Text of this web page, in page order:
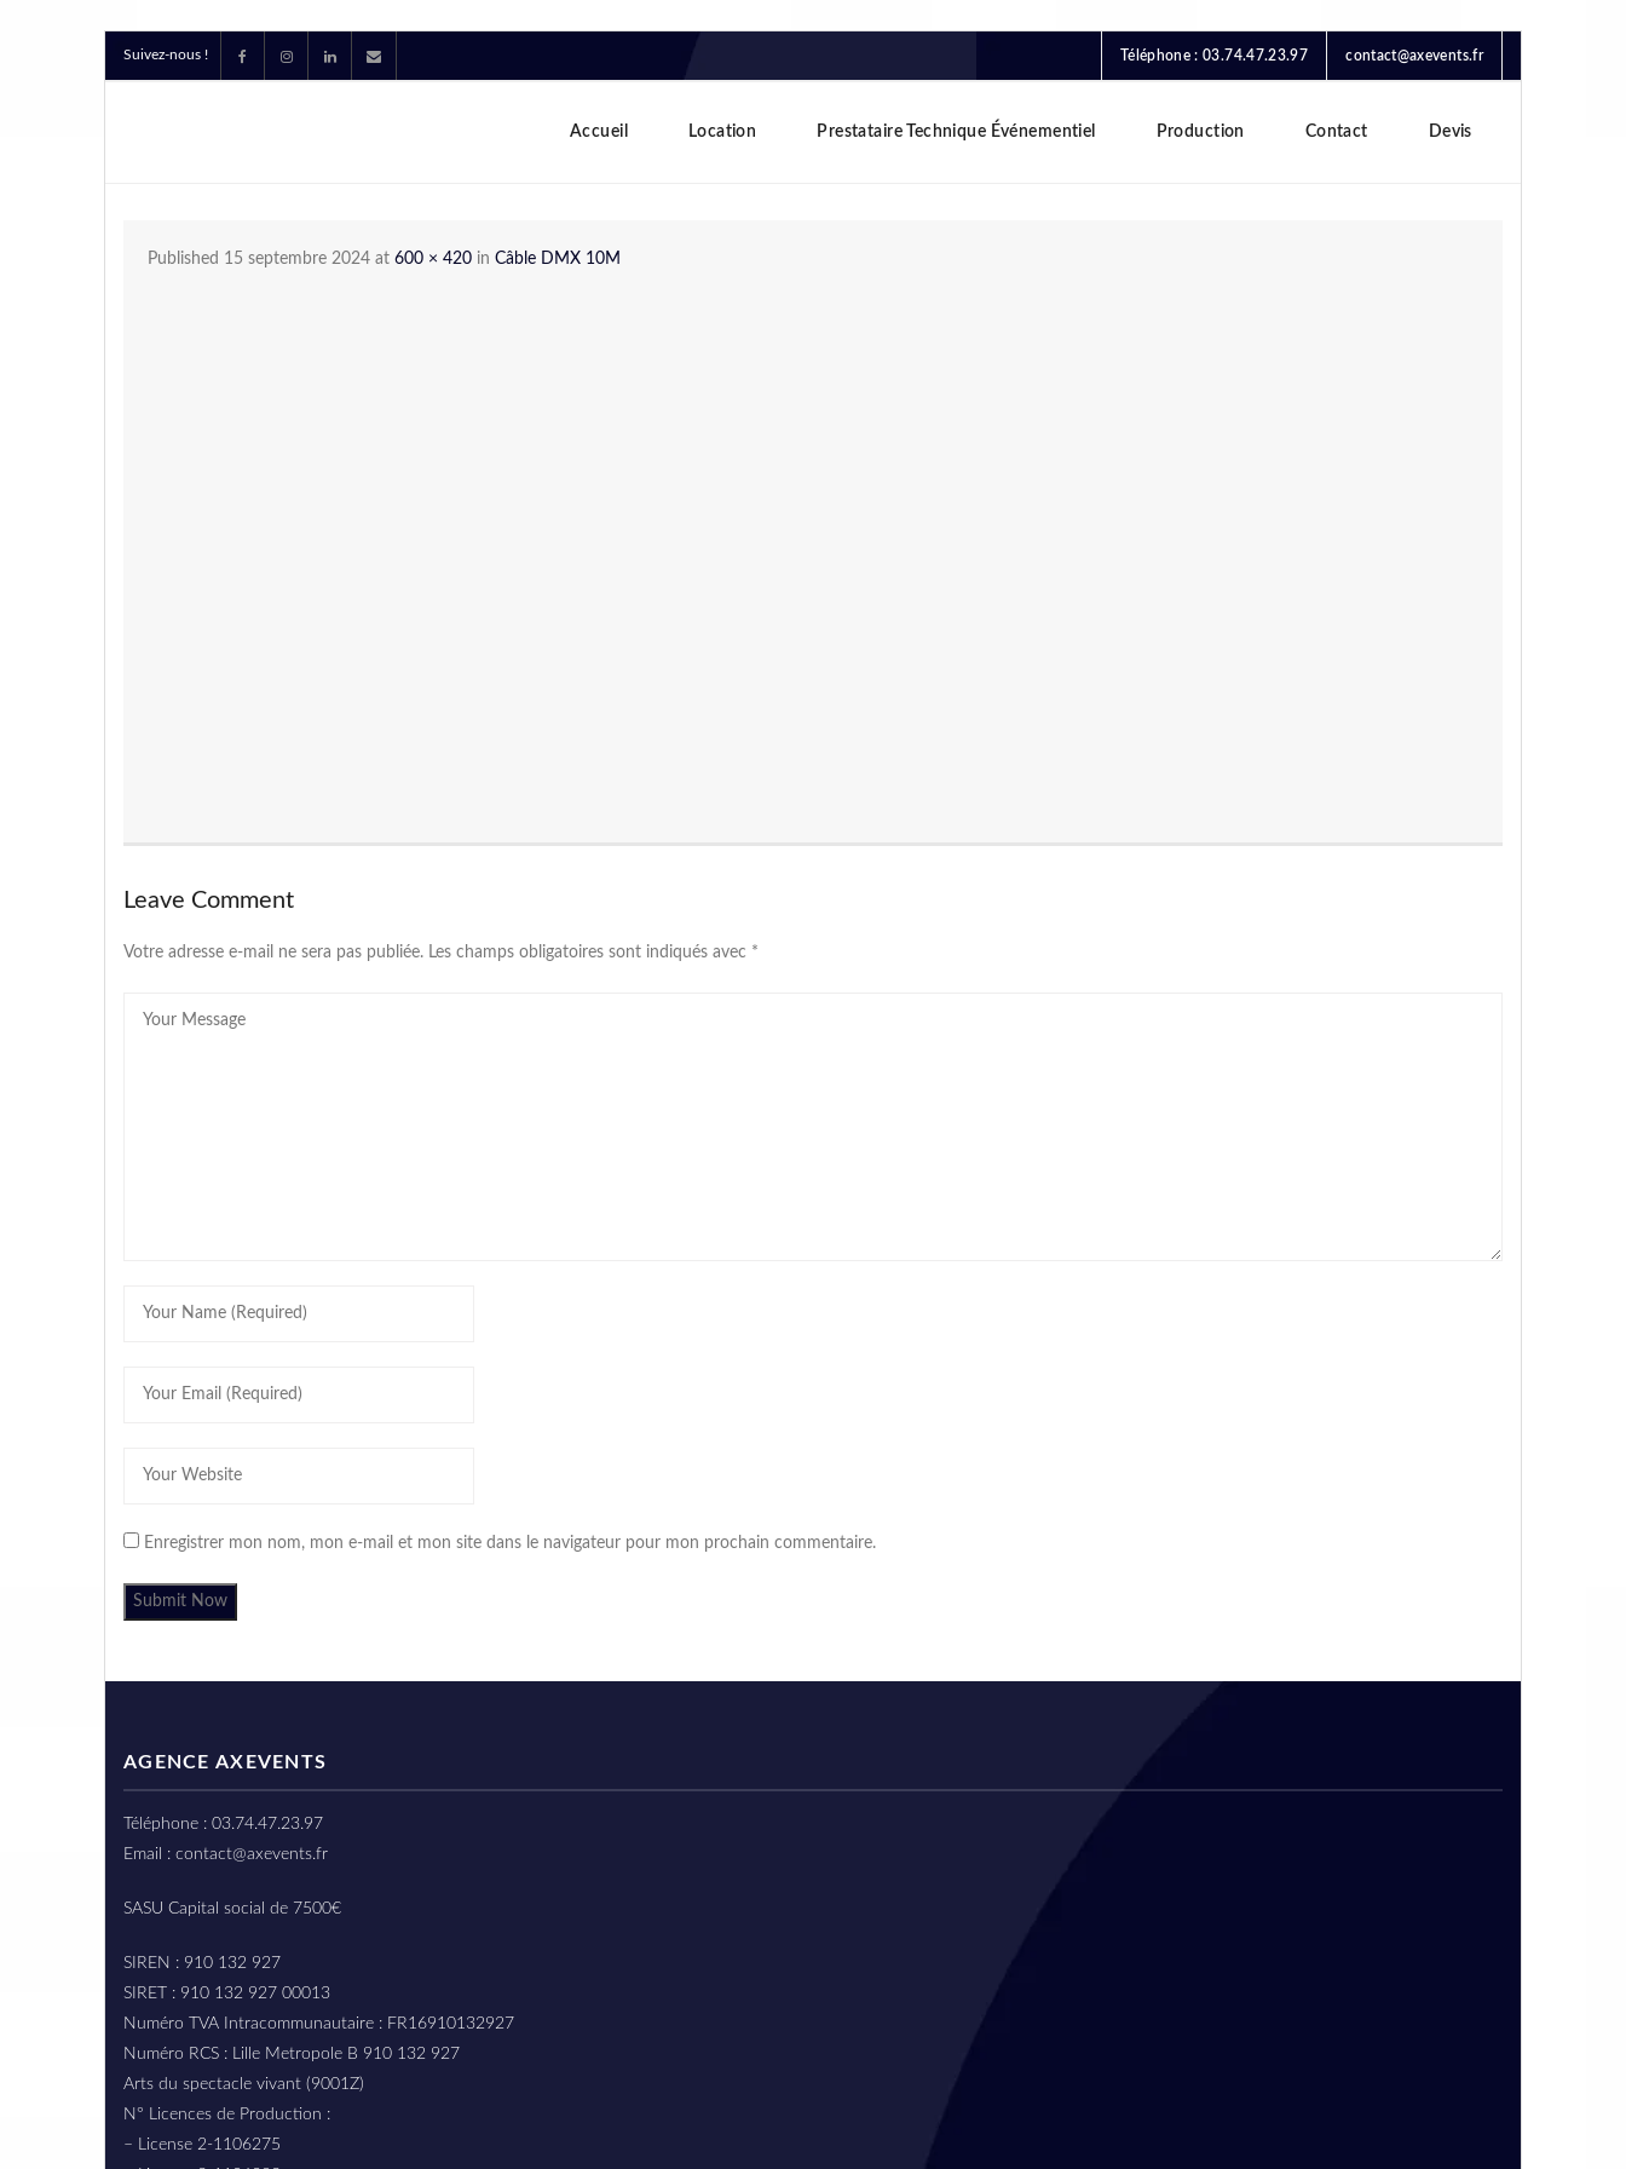
Suivez-nous ! Téléphone : 03.74.47.23.97 contact@axevents.fr
Accueil Location Prestataire Technique Événementiel Production Contact Devis
Published 15 septembre 2024 at 600 × 420 in Câble DMX 10M
Leave Comment
Votre adresse e-mail ne sera pas publiée. Les champs obligatoires sont indiqués avec *
Enregistrer mon nom, mon e-mail et mon site dans le navigateur pour mon prochain commentaire.
AGENCE AXEVENTS
Téléphone : 03.74.47.23.97
Email : contact@axevents.fr
SASU Capital social de 7500€
SIREN : 910 132 927
SIRET : 910 132 927 00013
Numéro TVA Intracommunautaire : FR16910132927
Numéro RCS : Lille Metropole B 910 132 927
Arts du spectacle vivant (9001Z)
N° Licences de Production :
– License 2-1106275